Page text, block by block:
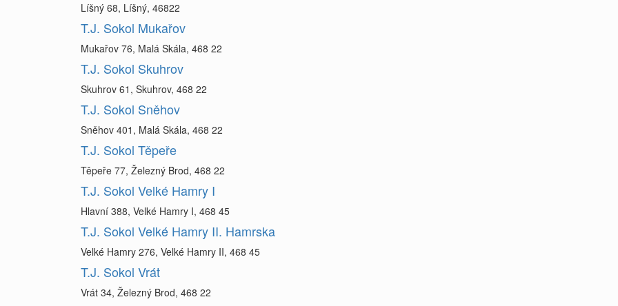
Líšný 68, Líšný, 46822
T.J. Sokol Mukařov
Mukařov 76, Malá Skála, 468 22
T.J. Sokol Skuhrov
Skuhrov 61, Skuhrov, 468 22
T.J. Sokol Sněhov
Sněhov 401, Malá Skála, 468 22
T.J. Sokol Těpeře
Těpeře 77, Železný Brod, 468 22
T.J. Sokol Velké Hamry I
Hlavní 388, Velké Hamry I, 468 45
T.J. Sokol Velké Hamry II. Hamrska
Velké Hamry 276, Velké Hamry II, 468 45
T.J. Sokol Vrát
Vrát 34, Železný Brod, 468 22